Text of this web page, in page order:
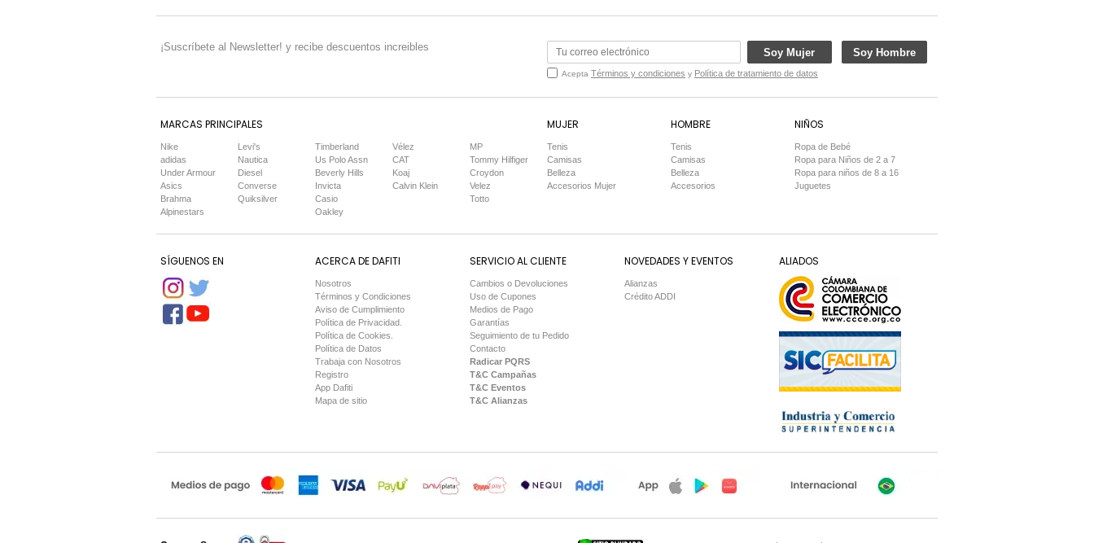
¡Suscríbete al Newsletter! y recibe descuentos increibles Soy Mujer Soy Hombre
Acepta Términos y condiciones y Política de tratamiento de datos
MARCAS PRINCIPALES
Nike
adidas
Under Armour
Asics
Brahma
Alpinestars
Levi's
Nautica
Diesel
Converse
Quiksilver
Timberland
Us Polo Assn
Beverly Hills
Invicta
Casio
Oakley
Vélez
CAT
Koaj
Calvin Klein
MP
Tommy Hilfiger
Croydon
Velez
Totto
MUJER
Tenis
Camisas
Belleza
Accesorios Mujer
HOMBRE
Tenis
Camisas
Belleza
Accesorios
NIÑOS
Ropa de Bebé
Ropa para Niños de 2 a 7
Ropa para niños de 8 a 16
Juguetes
SÍGUENOS EN ACERCA DE DAFITI
Nosotros
Términos y Condiciones
Aviso de Cumplimiento
Política de Privacidad.
Política de Cookies.
Política de Datos
Trabaja con Nosotros
Registro
App Dafiti
Mapa de sitio
SERVICIO AL CLIENTE
Cambios o Devoluciones
Uso de Cupones
Medios de Pago
Garantías
Seguimiento de tu Pedido
Contacto
Radicar PQRS
T&C Campañas
T&C Eventos
T&C Alianzas
NOVEDADES Y EVENTOS
Alianzas
Crédito ADDI
ALIADOS